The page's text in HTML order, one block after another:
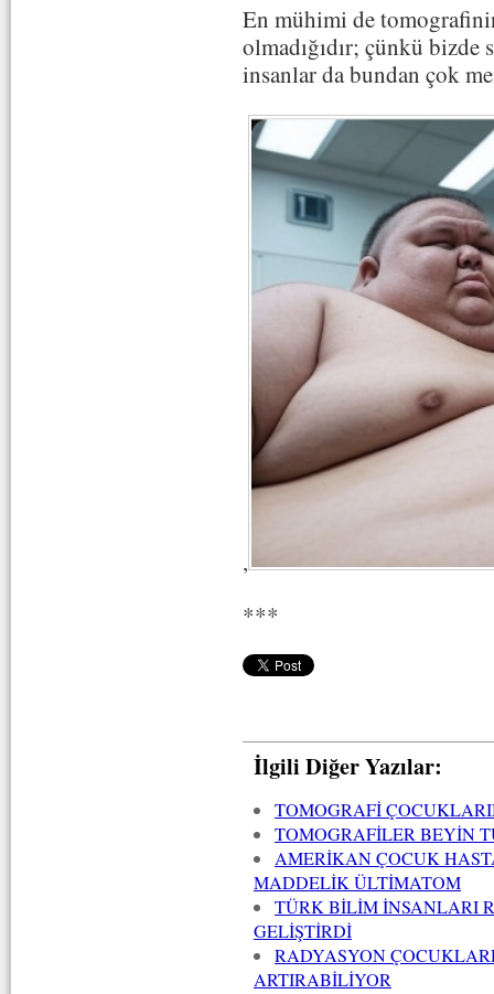
En mühimi de
olmadığıdır; çünkü
insanlar da bundan çok
,
***
İlgili Diğer Yazılar:
TOMOGRAFİ
TOMOGRAFİLER BEYİN
AMERİKAN ÇOCUK
MADDELİK ÜLTİMATOM
TÜRK BİLİM İNSANLARI
GELİŞTİRDİ
RADYASYON
ARTIRABİLİYOR